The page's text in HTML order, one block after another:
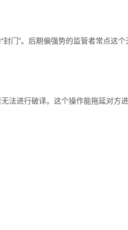
门”。后期偏强势的监管者常点这个
法进行破译。这个操作能拖延对方